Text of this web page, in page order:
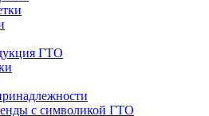
ГТО
с символикой ГТО